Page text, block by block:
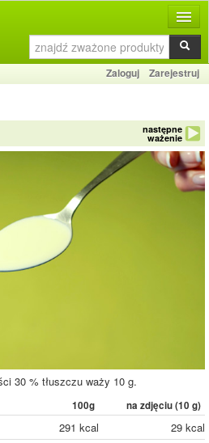
Zaloguj Zarejestruj
następne
ważenie
30 % tłuszczu waży 10 g.
100g na zdjęciu (10 g)
291 kcal
29 kcal